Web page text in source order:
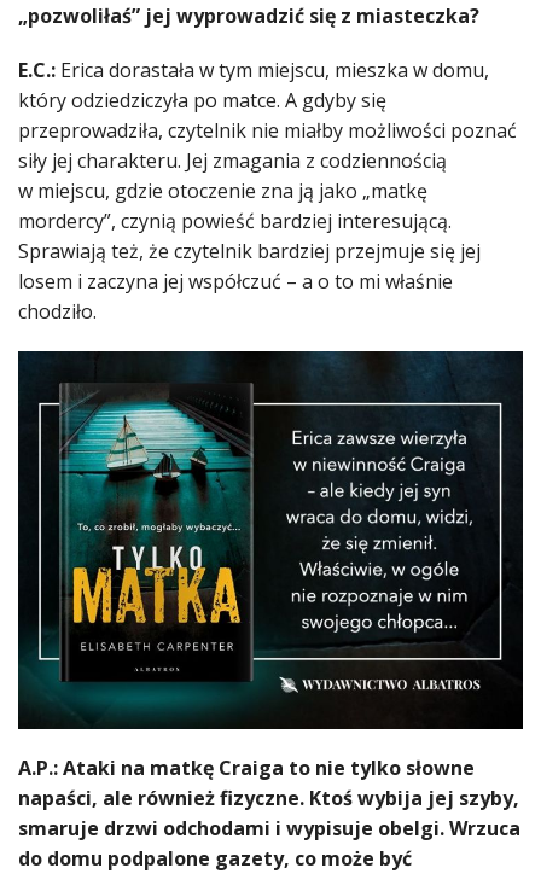
„pozwoliłaś” jej wyprowadzić się z miasteczka?
E.C.: Erica dorastała w tym miejscu, mieszka w domu,
który odziedziczyła po matce. A gdyby się
przeprowadziła, czytelnik nie miałby możliwości poznać
siły jej charakteru. Jej zmagania z codziennością
w miejscu, gdzie otoczenie zna ją jako „matkę
mordercy”, czynią powieść bardziej interesującą.
Sprawiają też, że czytelnik bardziej przejmuje się jej
losem i zaczyna jej współczuć – a o to mi właśnie
chodziło.
A.P.: Ataki na matkę Craiga to nie tylko słowne
napaści, ale również fizyczne. Ktoś wybija jej szyby,
smaruje drzwi odchodami i wypisuje obelgi. Wrzuca
do domu podpalone gazety, co może być